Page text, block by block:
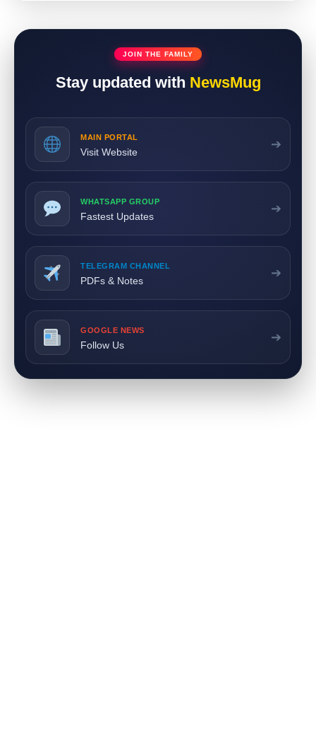
JOIN THE FAMILY
Stay updated with NewsMug
MAIN PORTAL
Visit Website
➔
WHATSAPP GROUP
Fastest Updates
➔
TELEGRAM CHANNEL
PDFs & Notes
➔
GOOGLE NEWS
Follow Us
➔